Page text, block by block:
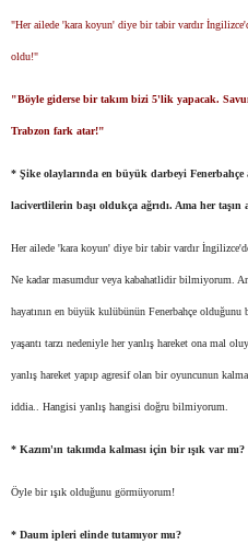
"Her ailede 'kara koyun' diye bir tabir vardır
oldu!"
"Böyle giderse bir takım bizi 5'lik yapacak.
Trabzon fark atar!"
* Şike olaylarında en büyük darbeyi
lacivertlilerin başı oldukça ağrıdı. Ama her taşın
Her ailede 'kara koyun' diye bir tabir vardır
Ne kadar masumdur veya kabahatlidir bilmiyorum.
hayatının en büyük kulübünün Fenerbahçe
yaşantı tarzı nedeniyle her yanlış hareket ona mal
yanlış hareket yapıp agresif olan bir oyuncunun
iddia.. Hangisi yanlış hangisi doğru bilmiyorum.
* Kazım'ın takımda kalması için bir ışık var mı?
Öyle bir ışık olduğunu görmüyorum!
* Daum ipleri elinde tutamıyor mu?